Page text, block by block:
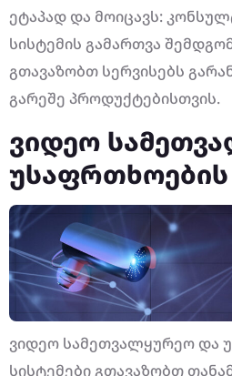
ეტაპად და მოიცავს:
სისტემის გამართვა
გთავაზობთ სერვისებს
გარეშე პროდუქტებისთვის.
ვიდეო
უსაფრთხოების
ვიდეო სამეთვალყურეო და
სისტემები გთავაზობთ